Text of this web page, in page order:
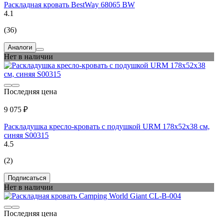
Раскладная кровать BestWay 68065 BW
4.1
(36)
Аналоги
Нет в наличии
Последняя цена
9 075 ₽
Раскладушка кресло-кровать с подушкой URM 178x52x38 см,
синяя S00315
4.5
(2)
Подписаться
Нет в наличии
Последняя цена